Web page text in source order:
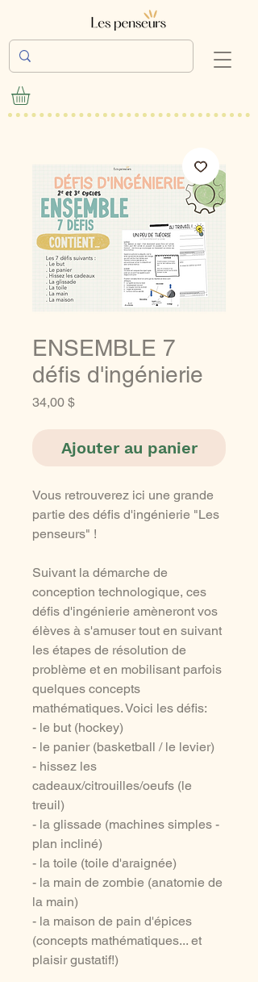
ENSEMBLE 7
défis d'ingénierie
34,00 $Prix
Ajouter au panier
Vous retrouverez ici une grande
partie des défis d'ingénierie "Les
penseurs" !
Suivant la démarche de
conception technologique, ces
défis d'ingénierie amèneront vos
élèves à s'amuser tout en suivant
les étapes de résolution de
problème et en mobilisant parfois
quelques concepts
mathématiques. Voici les défis:
- le but (hockey)
- le panier (basketball / le levier)
- hissez les
cadeaux/citrouilles/oeufs (le
treuil)
- la glissade (machines simples -
plan incliné)
- la toile (toile d'araignée)
- la main de zombie (anatomie de
la main)
- la maison de pain d'épices
(concepts mathématiques... et
plaisir gustatif!)